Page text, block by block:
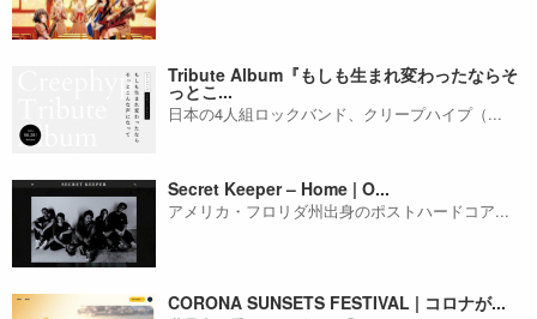
Tribute Album『もしも生まれ変わったならそ
っとこ...
日本の4人組ロックバンド、クリープハイプ（...
Secret Keeper – Home | O...
アメリカ・フロリダ州出身のポストハードコア...
CORONA SUNSETS FESTIVAL | コロナが...